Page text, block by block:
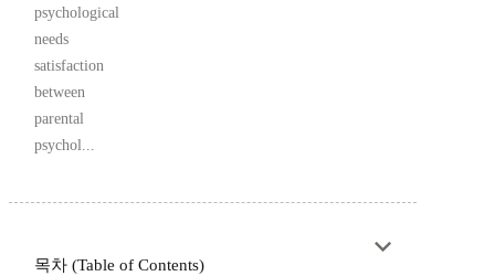
psychological
needs
satisfaction
between
parental
psychol...
목차 (Table of Contents)